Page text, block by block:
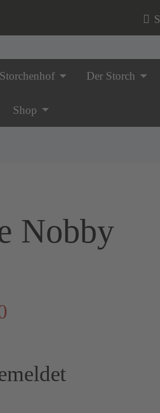
überspringen
Storchenhof Der Storch
Shop
Nobby